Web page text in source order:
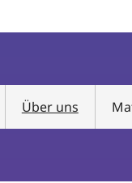
Über uns